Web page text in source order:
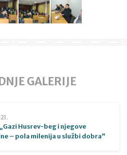
GALERIJE
Husrev-beg i njegove
– pola milenija u službi dobra“